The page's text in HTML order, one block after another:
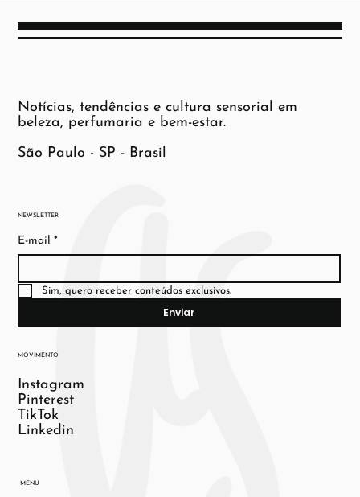
NEWSLETTER
E-mail *
Sim, quero receber conteúdos exclusivos.
Enviar
MOVIMENTO
Instagram
Pinterest
TikTok
Linkedin
MENU
Notícias, tendências e cultura sensorial em
beleza, perfumaria e bem-estar.
São Paulo - SP - Brasil